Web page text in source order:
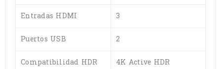
Entradas HDMI
3
Puertos USB
2
Compatibilidad HDR
4K Active HDR